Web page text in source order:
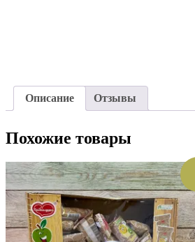
Описание Отзывы
Похожие товары